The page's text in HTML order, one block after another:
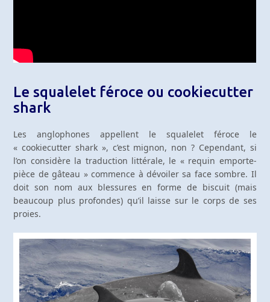
Le squalelet féroce ou cookiecutter
shark
Les anglophones appellent le squalelet féroce le
« cookiecutter shark », c’est mignon, non ? Cependant, si
l’on considère la traduction littérale, le « requin emporte-
pièce de gâteau » commence à dévoiler sa face sombre. Il
doit son nom aux blessures en forme de biscuit (mais
beaucoup plus profondes) qu’il laisse sur le corps de ses
proies.